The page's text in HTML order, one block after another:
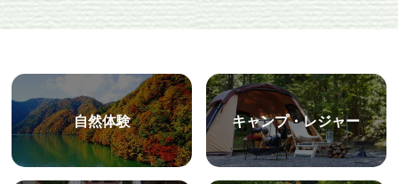
自然体験 キャンプ・レジャー